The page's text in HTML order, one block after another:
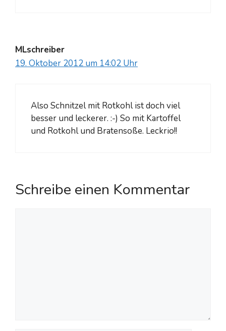
MLschreiber
19. Oktober 2012 um 14:02 Uhr
Also Schnitzel mit Rotkohl ist doch viel
besser und leckerer. :-) So mit Kartoffel
und Rotkohl und Bratensoße. Leckrio!!
Schreibe einen Kommentar